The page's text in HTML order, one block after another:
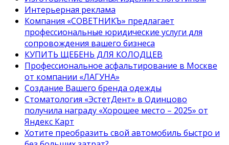
Интерьерная реклама
Компания «СОВЕТНИКЪ» предлагает
профессиональные юридические услуги для
сопровождения вашего бизнеса
КУПИТЬ ЩЕБЕНЬ ДЛЯ КОЛОДЦЕВ
Профессиональное асфальтирование в Москве
от компании «ЛАГУНА»
Создание Вашего бренда одежды
Стоматология «ЭстетДент» в Одинцово
получила награду «Хорошее место – 2025» от
Яндекс Карт
Хотите преобразить свой автомобиль быстро и